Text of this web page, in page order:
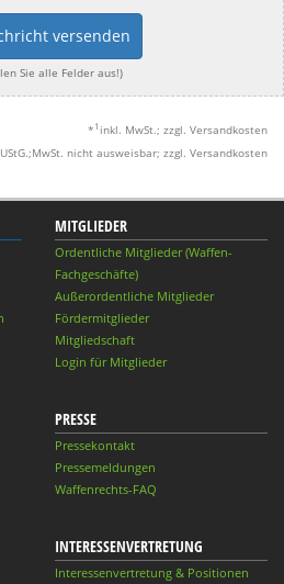
versenden
Sie alle Felder aus!)
* 1 inkl. MwSt.; zzgl. Versandkosten
nicht ausweisbar; zzgl. Versandkosten
MITGLIEDER
Ordentliche Mitglieder (Waffen-
Fachgeschäfte)
Außerordentliche Mitglieder
Fördermitglieder
Mitgliedschaft
Login für Mitglieder
PRESSE
Pressekontakt
Pressemeldungen
Waffenrechts-FAQ
INTERESSENVERTRETUNG
Interessenvertretung & Positionen